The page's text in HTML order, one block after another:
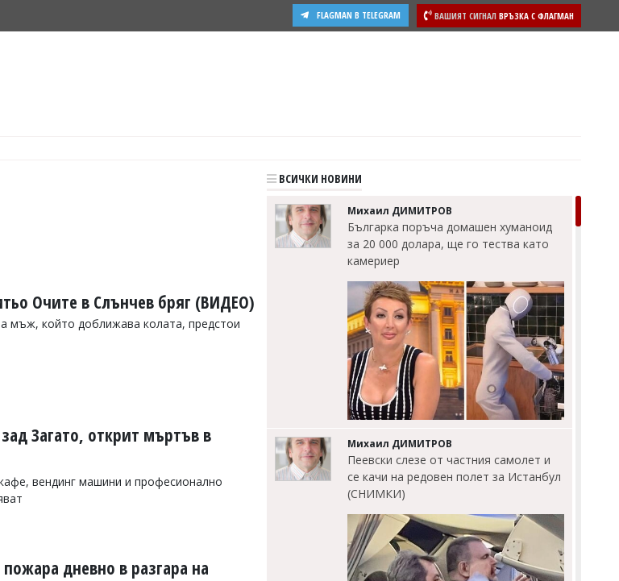
ВАШИЯТ СИГНАЛ ВРЪЗКА С ФЛАГМАН
FLAGMAN В TELEGRAM
Очите в Слънчев бряг (ВИДЕО)
мъж, който доближава колата, предстои
Загато, открит мъртъв в
вендинг машини и професионално
дневно в разгара на
ВСИЧКИ НОВИНИ
Михаил ДИМИТРОВ
Българка поръча домашен хуманоид
за 20 000 долара, ще го тества като
камериер
Михаил ДИМИТРОВ
Пеевски слезе от частния самолет и
се качи на редовен полет за Истанбул
(СНИМКИ)